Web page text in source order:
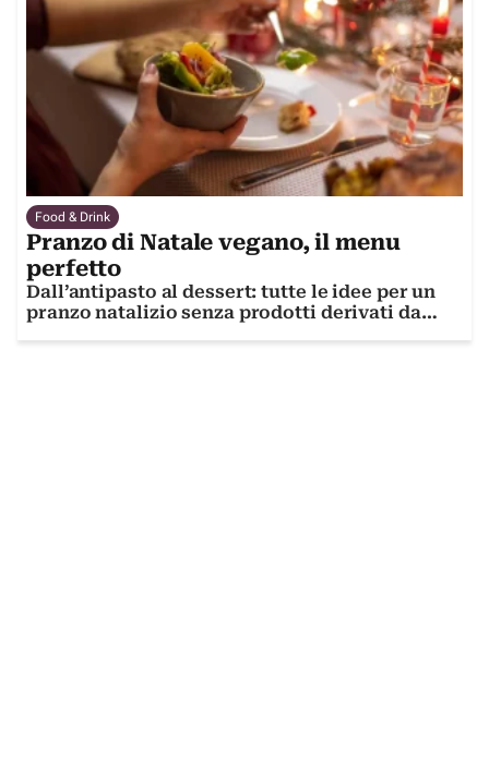
Food & Drink
Pranzo di Natale vegano, il menu
perfetto
Dall’antipasto al dessert: tutte le idee per un
pranzo natalizio senza prodotti derivati da